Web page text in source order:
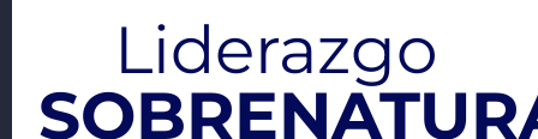
Liderazgo